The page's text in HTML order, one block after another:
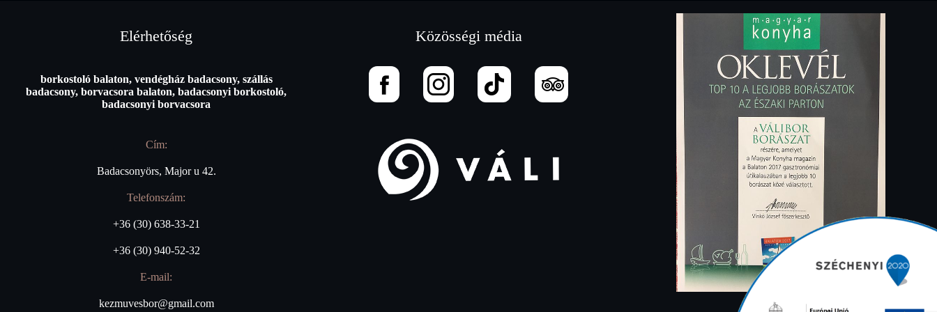
Elérhetőség
borkostoló balaton, vendégház badacsony, szállás
badacsony, borvacsora balaton, badacsonyi borkostoló,
badacsonyi borvacsora
Cím:
Badacsonyörs, Major u 42.
Telefonszám:
+36 (30) 638-33-21
+36 (30) 940-52-32
E-mail:
kezmuvesbor@gmail.com
Közösségi média